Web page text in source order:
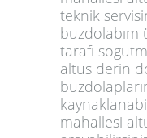
teknik
tarafı
altus derin
mahallesi